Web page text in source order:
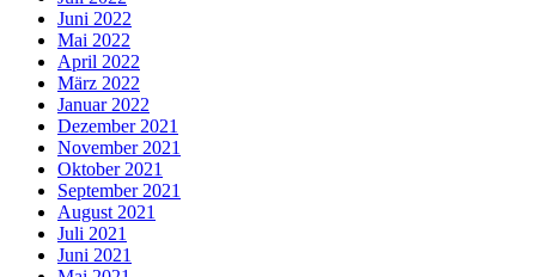
Juni 2022
Mai 2022
April 2022
März 2022
Januar 2022
Dezember 2021
November 2021
Oktober 2021
September 2021
August 2021
Juli 2021
Juni 2021